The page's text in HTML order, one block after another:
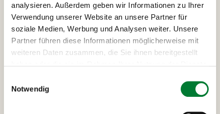
analysieren. Außerdem geben wir Informationen zu Ihrer
Verwendung unserer Website an unsere Partner für
soziale Medien, Werbung und Analysen weiter. Unsere
Partner führen diese Informationen möglicherweise mit
weiteren Daten zusammen, die Sie ihnen bereitgestellt
Notwendig
Gemeinsam erkunden wir eine der schönsten
Metropolen Europas. Um erste Eindrücke von Paris zu
bekommen, bietet deine MANGO Tours Reiseleitung dir
unsere große Panorama Stadtrundfahrt durch die
Triomphe, dem Eiffelturm u.v.m. erhältst du die ersten
interessanten Eindrücke, nützliche Tipps und aktuelles